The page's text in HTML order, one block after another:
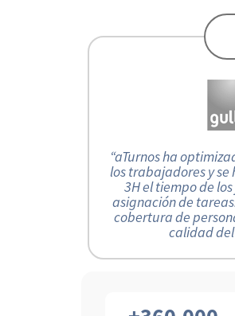
“aTurnos ha
los trabajadores y se
3H el tiempo de
asignación de
cobertura de
calidad